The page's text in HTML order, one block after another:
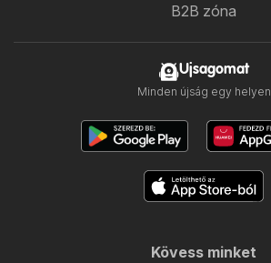
B2B zóna
Ujsagomat
Minden újság egy helyen
Kövess minket